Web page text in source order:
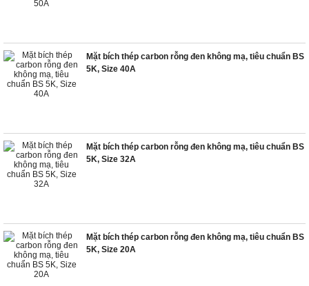
Mặt bích thép carbon rỗng đen không mạ, tiêu chuẩn BS
5K, Size 40A
Mặt bích thép carbon rỗng đen không mạ, tiêu chuẩn BS
5K, Size 32A
Mặt bích thép carbon rỗng đen không mạ, tiêu chuẩn BS
5K, Size 20A